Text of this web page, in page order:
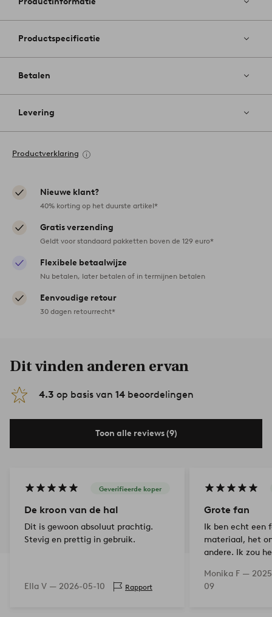
Productspecificatie
Betalen
Levering
Productverklaring
Nieuwe klant?
40% korting op het duurste artikel*
Gratis verzending
Geldt voor standaard pakketten boven de 129 euro*
Flexibele betaalwijze
Nu betalen, later betalen of in termijnen betalen
Eenvoudige retour
30 dagen retourrecht*
Dit vinden anderen ervan
4.3 op basis van 14 beoordelingen
Toon alle reviews (9)
Geverifieerde koper
De kroon van de hal
Dit is gewoon absoluut prachtig.
Stevig en prettig in gebruik.
Ella V — 2026-05-10 Rapport
Grote fan
Ik ben echt een
materiaal, het
andere. Ik zou
Monika F —
09